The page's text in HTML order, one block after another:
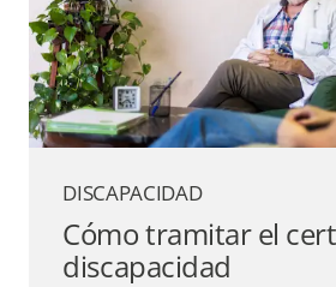
DISCAPACIDAD
Cómo tramitar el
discapacidad